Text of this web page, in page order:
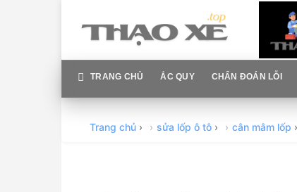
content
TRANG CHỦ ẮC QUY CHẨN ĐOÁN LỖI
Trang chủ › sửa lốp ô tô › cân mâm lốp ›